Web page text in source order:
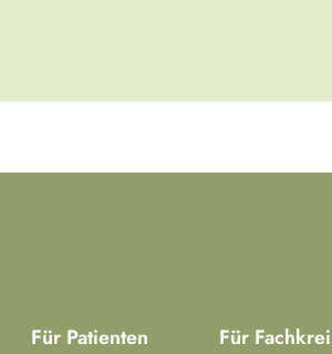
Für Patienten
Für